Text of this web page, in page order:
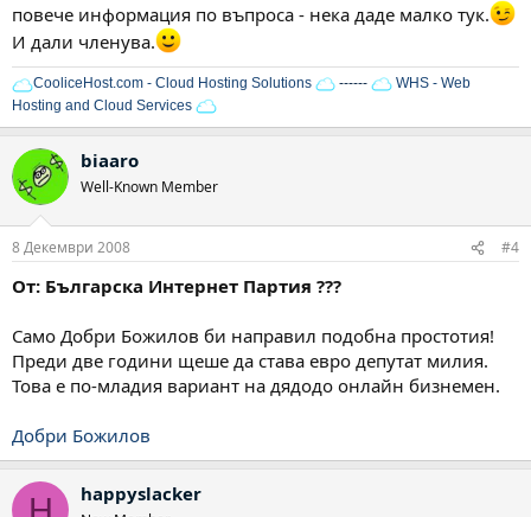
повече информация по въпроса - нека даде малко тук.
И дали членува.
CooliceHost.com - Cloud Hosting Solutions ------
WHS - Web
Hosting and Cloud Services
biaaro
Well-Known Member
8 Декември 2008 #4
От: Българска Интернет Партия ???
Само Добри Божилов би направил подобна простотия!
Преди две години щеше да става евро депутат милия.
Това е по-младия вариант на дядодо онлайн бизнемен.
Добри Божилов
happyslacker